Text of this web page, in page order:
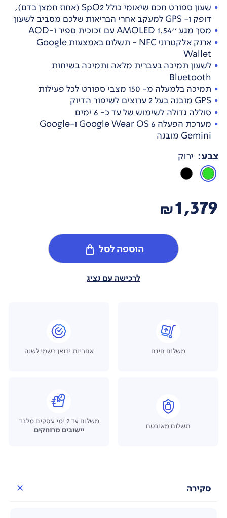
שעון ספורט חכם שיאומי כולל SpO2 (אחוז חמצן בדם),
דופק ו- GPS למעקב אחרי הבריאות שלכם מסביב לשעון
מסך מגע ''1.54 AMOLED עם זכוכית ספיר ו-AOD
ארנק אלקטרוני NFC - תשלום באמצעות Google
Wallet
לשעון תמיכה בעברית מלאה ותמיכה בשיחות
Bluetooth
תמיכה בלמעלה מ- 150 מצבי ספורט לכל פעילות
GPS מובנה בעל 2 ערוצים לשיפור הדיוק
סוללה גדולה לשימוש של עד כ- 6 ימים
מערכת הפעלה Google Wear OS 6 ו-Google
Gemini מובנה
צבע: ירוק
1,379
₪
הוספה לסל
לרכישה עם נציג
משלוח חינם אחריות יבואן רשמי לשנה
תשלום מאובטח
משלוח עד 2 ימי עסקים מלבד
יישובים מרוחקים
סקירה